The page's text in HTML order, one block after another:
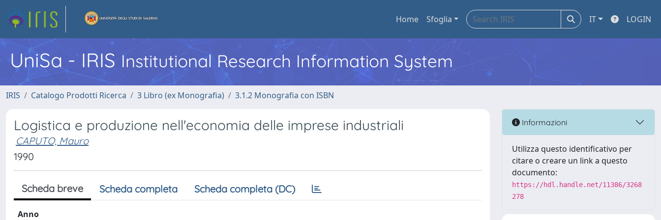
Home Sfoglia IT LOGIN
UniSa - IRIS Institutional Research Information System
IRIS Catalogo Prodotti Ricerca 3 Libro (ex Monografia) 3.1.2 Monografia con ISBN
Logistica e produzione nell'economia delle imprese industriali
CAPUTO, Mauro
1990
Scheda breve Scheda completa Scheda completa (DC)
Anno
Informazioni
Utilizza questo identificativo per
citare o creare un link a questo
documento:
https://hdl.handle.net/11386/3268
278